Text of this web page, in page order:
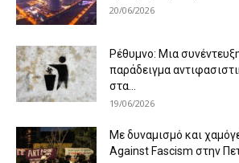
20/06/2026
Ρέθυμνο: Μια
παράδειγμα
στα...
19/06/2026
Με δυναμισμό και
Against Fascism στην